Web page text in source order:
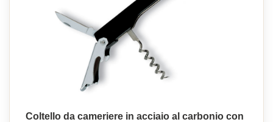
Coltello da cameriere in acciaio al carbonio con